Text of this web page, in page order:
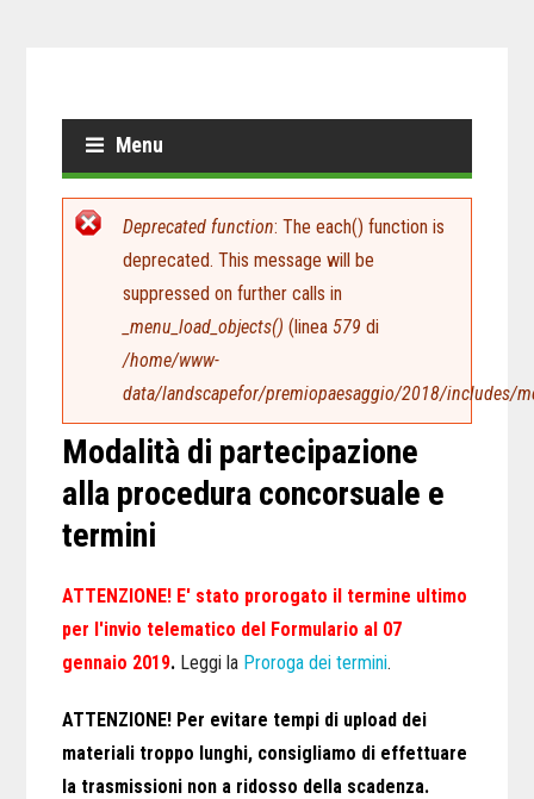
Menu
Messaggio di errore
Deprecated function: The each() function is
deprecated. This message will be
suppressed on further calls in
_menu_load_objects() (linea 579 di
/home/www-
data/landscapefor/premiopaesaggio/2018/includes/
Modalità di partecipazione
alla procedura concorsuale e
termini
ATTENZIONE! E' stato prorogato il termine ultimo
per l'invio telematico del Formulario al 07
gennaio 2019. Leggi la Proroga dei termini.
ATTENZIONE! Per evitare tempi di upload dei
materiali troppo lunghi, consigliamo di effettuare
la trasmissioni non a ridosso della scadenza.